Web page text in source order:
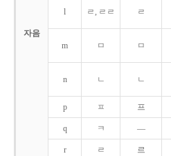
자음
l ㄹ, ㄹㄹ ㄹ
m ㅁ ㅁ
n ㄴ ㄴ
p ㅍ 프
q ㅋ ―
r ㄹ 르